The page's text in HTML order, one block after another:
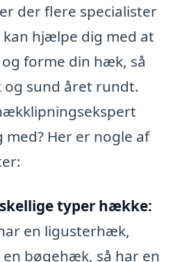
der flere specialister
hjælpe dig med at
forme din hæk, så
sund året rundt.
Her er nogle af
typer hække:
en ligusterhæk,
bøgehæk, så har en